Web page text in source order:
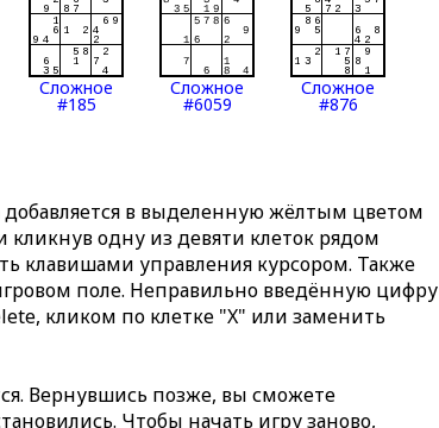
Сложное
#185
Сложное
#6059
Сложное
#876
в выделенную жёлтым цветом
кликнув одну из девяти клеток рядом
клавишами управления курсором. Также
поле. Неправильно введённую цифру
кликом по клетке "X" или заменить
Вернувшись позже, вы сможете
Чтобы начать игру заново,